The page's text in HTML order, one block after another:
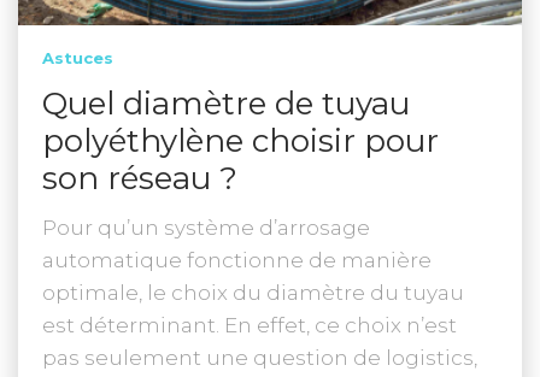
Astuces
Quel diamètre de tuyau
polyéthylène choisir pour
son réseau ?
Pour qu’un système d’arrosage
automatique fonctionne de manière
optimale, le choix du diamètre du tuyau
est déterminant. En effet, ce choix n’est
pas seulement une question de logistics,